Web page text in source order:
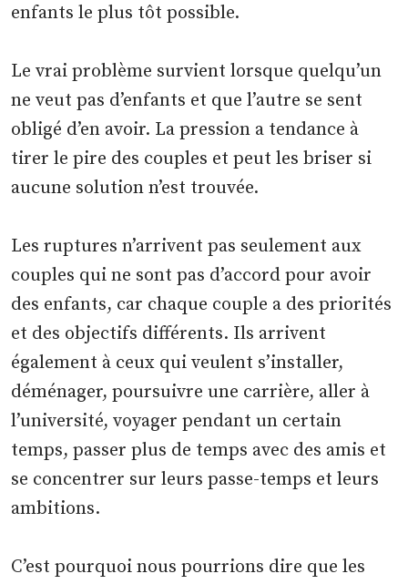
enfants le plus tôt possible.
Le vrai problème survient lorsque quelqu’un
ne veut pas d’enfants et que l’autre se sent
obligé d’en avoir. La pression a tendance à
tirer le pire des couples et peut les briser si
aucune solution n’est trouvée.
Les ruptures n’arrivent pas seulement aux
couples qui ne sont pas d’accord pour avoir
des enfants, car chaque couple a des priorités
et des objectifs différents. Ils arrivent
également à ceux qui veulent s’installer,
déménager, poursuivre une carrière, aller à
l’université, voyager pendant un certain
temps, passer plus de temps avec des amis et
se concentrer sur leurs passe-temps et leurs
ambitions.
C’est pourquoi nous pourrions dire que les